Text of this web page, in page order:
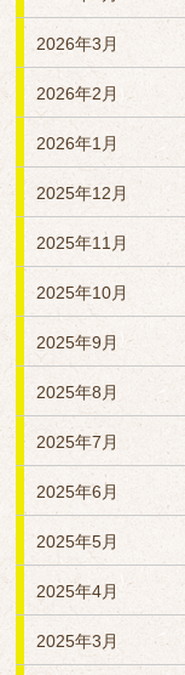
2026年3月
2026年2月
2026年1月
2025年12月
2025年11月
2025年10月
2025年9月
2025年8月
2025年7月
2025年6月
2025年5月
2025年4月
2025年3月